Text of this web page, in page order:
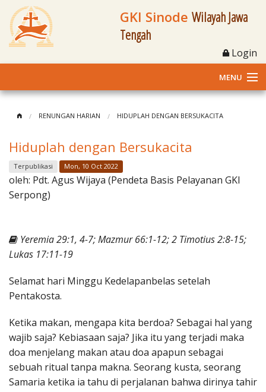
GKI Sinode Wilayah Jawa
Tengah
Login
MENU
Klasis dan Jemaat
Berita Kegiatan
Materi
Penerbitan
RENUNGAN HARIAN HIDUPLAH DENGAN BERSUKACITA
Hiduplah dengan Bersukacita
Terpublikasi Mon, 10 Oct 2022
oleh: Pdt. Agus Wijaya (Pendeta Basis Pelayanan GKI
Serpong)
Yeremia 29:1, 4-7; Mazmur 66:1-12; 2 Timotius 2:8-15;
Lukas 17:11-19
Selamat hari Minggu Kedelapanbelas setelah
Pentakosta.
Ketika makan, mengapa kita berdoa? Sebagai hal yang
wajib saja? Kebiasaan saja? Jika itu yang terjadi maka
doa menjelang makan atau doa apapun sebagai
sebuah ritual tanpa makna. Seorang kusta, seorang
Samaria ketika ia tahu di perjalanan bahwa dirinya tahir